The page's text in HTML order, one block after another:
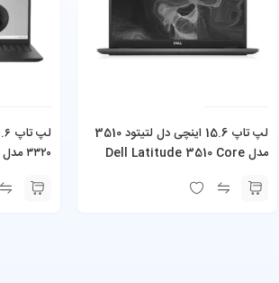
لپ تاپ 15.6 اینچی دل لتیتود 3510
مدل Dell Latitude 3510 Core
SSD